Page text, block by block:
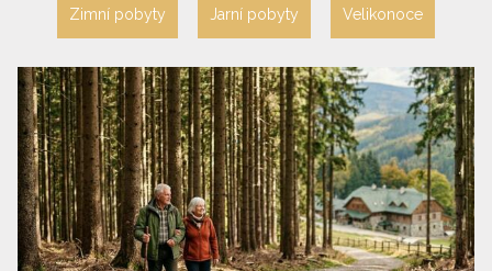
Zimní pobyty Jarní pobyty Velikonoce